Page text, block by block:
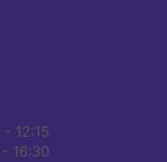
tot
- 12:15
tot
- 16:30